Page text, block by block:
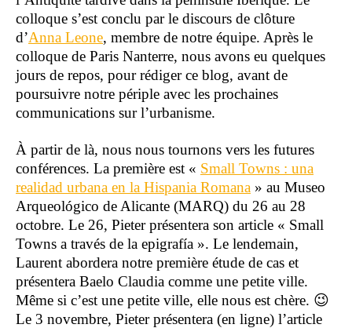
colloque s’est conclu par le discours de clôture
d’Anna Leone, membre de notre équipe. Après le
colloque de Paris Nanterre, nous avons eu quelques
jours de repos, pour rédiger ce blog, avant de
poursuivre notre périple avec les prochaines
communications sur l’urbanisme.
À partir de là, nous nous tournons vers les futures
conférences. La première est « Small Towns : una
realidad urbana en la Hispania Romana » au Museo
Arqueológico de Alicante (MARQ) du 26 au 28
octobre. Le 26, Pieter présentera son article « Small
Towns a través de la epigrafía ». Le lendemain,
Laurent abordera notre première étude de cas et
présentera Baelo Claudia comme une petite ville.
Même si c’est une petite ville, elle nous est chère. 😉
Le 3 novembre, Pieter présentera (en ligne) l’article